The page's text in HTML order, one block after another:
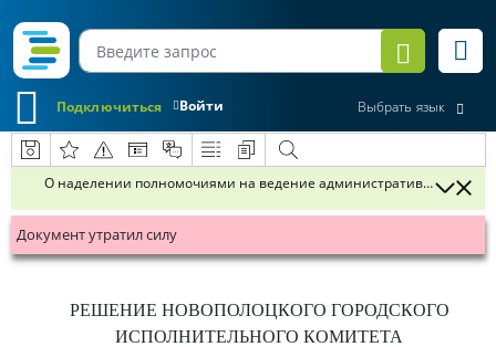
Войти
Подключиться Выбрать язык
О наделении полномочиями на ведение административного
Документ утратил силу
РЕШЕНИЕ НОВОПОЛОЦКОГО ГОРОДСКОГО
ИСПОЛНИТЕЛЬНОГО КОМИТЕТА